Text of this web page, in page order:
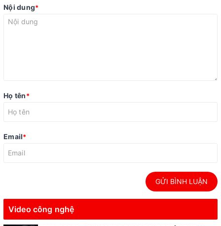
Nội dung*
Họ tên*
Email*
GỬI BÌNH LUẬN
Video công nghệ